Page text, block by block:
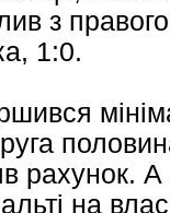
з
1:0.
рахунок.
на